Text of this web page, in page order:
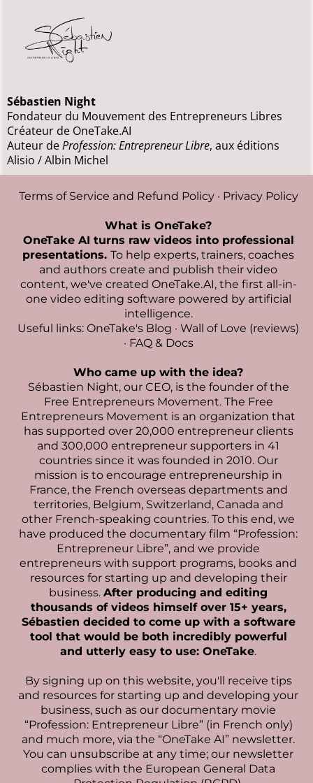
Sébastien Night
Fondateur du Mouvement des Entrepreneurs Libres
Créateur de OneTake.AI
Auteur deProfession: Entrepreneur Libre, aux éditions
Alisio / Albin Michel
Terms of Service and Refund Policy· Privacy Policy
What is OneTake?
OneTake AI turns raw videos into professional
presentations. To help experts, trainers, coaches
and authors create and publish their video
content, we've created OneTake.AI, the first all-in-
one video editing software powered by artificial
intelligence.
Useful links: OneTake's Blog · Wall of Love (reviews)
· FAQ & Docs
Who came up with the idea?
Sébastien Night, our CEO, is the founder of the
Free Entrepreneurs Movement. The Free
Entrepreneurs Movement is an organization that
has supported over 20,000 entrepreneur clients
and 300,000 entrepreneur supporters in 41
countries since it was founded in 2010. Our
mission is to encourage entrepreneurship in
France, the French overseas departments and
territories, Belgium, Switzerland, Canada and
other French-speaking countries. To this end, we
have produced the documentary film “Profession:
Entrepreneur Libre”, and we provide
entrepreneurs with support programs, books and
resources for starting up and developing their
business. After producing and editing
thousands of videos himself over 15+ years,
Sébastien decided to come up with a software
tool that would be both incredibly powerful
and utterly easy to use: OneTake.
By signing up on this website, you'll receive tips
and resources for starting up and developing your
business, such as our documentary movie
“Profession: Entrepreneur Libre” (in French only)
and much more, via the “OneTake AI” newsletter.
You can unsubscribe at any time; our newsletter
complies with the European General Data